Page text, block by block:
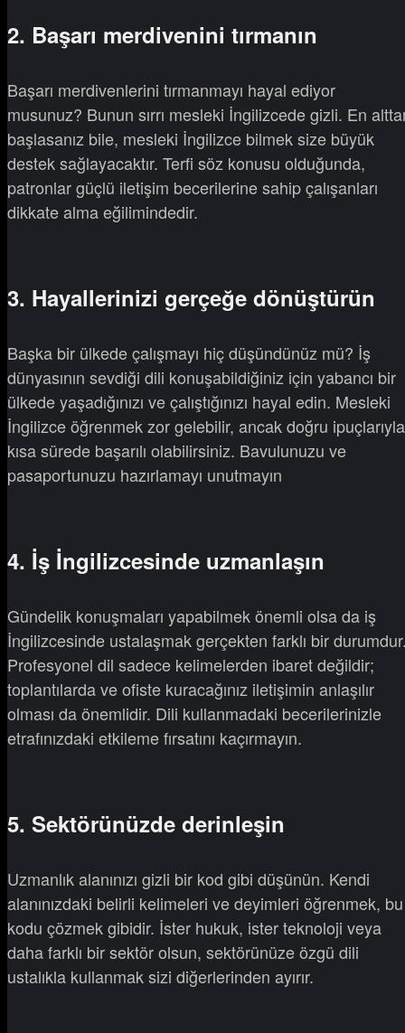
2. Başarı merdivenini tırmanın
Başarı merdivenlerini tırmanmayı hayal ediyor
musunuz? Bunun sırrı mesleki İngilizcede gizli. En
başlasanız bile, mesleki İngilizce bilmek size büyük
destek sağlayacaktır. Terfi söz konusu olduğunda,
patronlar güçlü iletişim becerilerine sahip çalışanları
dikkate alma eğilimindedir.
3. Hayallerinizi gerçeğe dönüştürün
Başka bir ülkede çalışmayı hiç düşündünüz mü? İş
dünyasının sevdiği dili konuşabildiğiniz için yabancı bir
ülkede yaşadığınızı ve çalıştığınızı hayal edin. Mesleki
İngilizce öğrenmek zor gelebilir, ancak doğru ipuçlarıyla
kısa sürede başarılı olabilirsiniz. Bavulunuzu ve
pasaportunuzu hazırlamayı unutmayın
4. İş İngilizcesinde uzmanlaşın
Gündelik konuşmaları yapabilmek önemli olsa da iş
İngilizcesinde ustalaşmak gerçekten farklı bir
Profesyonel dil sadece kelimelerden ibaret değildir;
toplantılarda ve ofiste kuracağınız iletişimin anlaşılır
olması da önemlidir. Dili kullanmadaki becerilerinizle
etrafınızdaki etkileme fırsatını kaçırmayın.
5. Sektörünüzde derinleşin
Uzmanlık alanınızı gizli bir kod gibi düşünün. Kendi
alanınızdaki belirli kelimeleri ve deyimleri öğrenmek, bu
kodu çözmek gibidir. İster hukuk, ister teknoloji veya
daha farklı bir sektör olsun, sektörünüze özgü dili
ustalıkla kullanmak sizi diğerlerinden ayırır.